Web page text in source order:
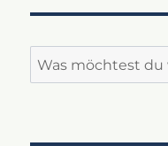
Suchen